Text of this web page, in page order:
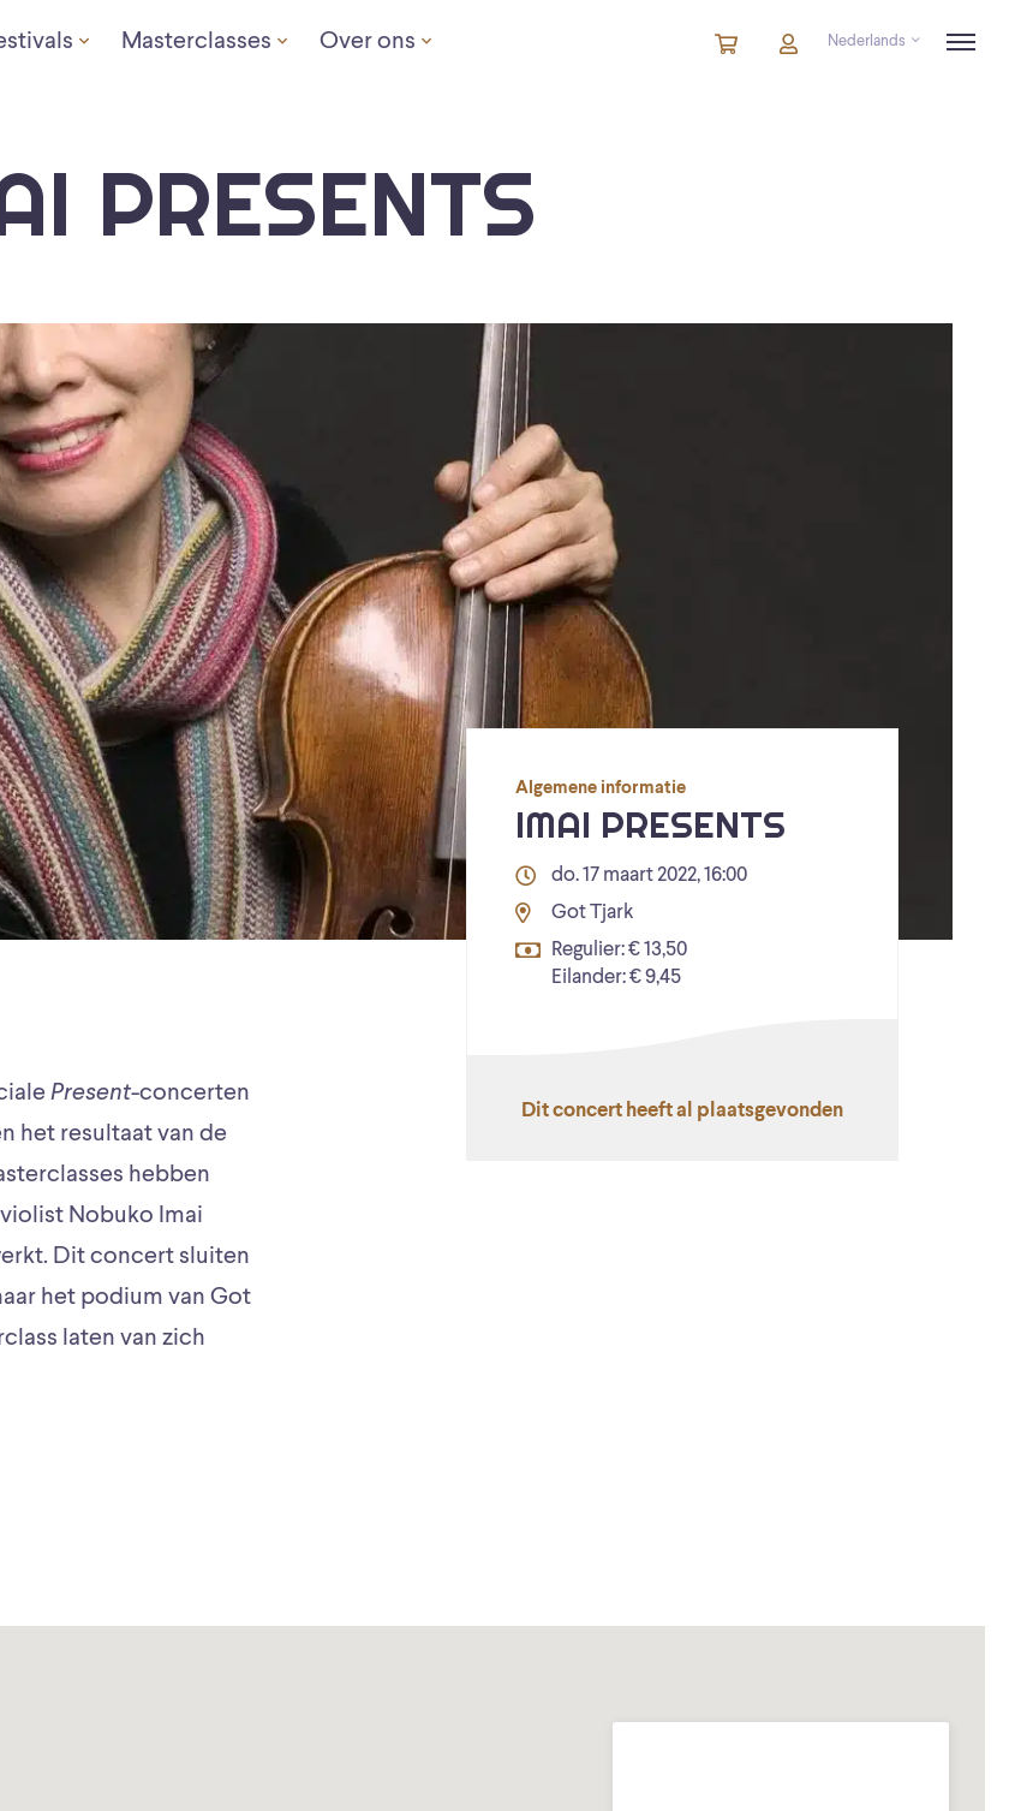
Masterclasses Over ons Winkelmandje
artikelenAccountNederlands
PRESENTS
Present-concerten
het resultaat van de
hebben
Nobuko Imai
Dit concert sluiten
het podium van Got
laten van zich
Algemene informatie
IMAI PRESENTS
do. 17 maart 2022, 16:00
Got Tjark
Regulier: € 13,50
Eilander: € 9,45
Dit concert heeft al plaatsgevonden